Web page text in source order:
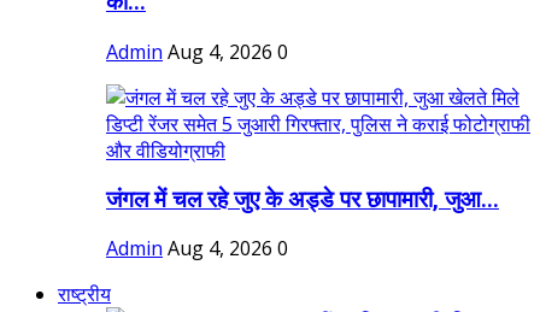
Admin Aug 4, 2026 0
जंगल में चल रहे जुए के अड्डे पर छापामारी, जुआ...
Admin Aug 4, 2026 0
राष्ट्रीय